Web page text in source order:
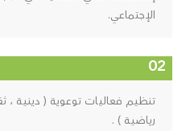
الإجتماعي.
تنظيم فعاليات توعوية ( دينية ،
رياضية ) .